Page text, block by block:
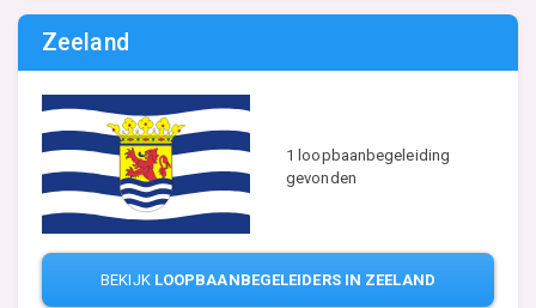
Zeeland
1 loopbaanbegeleiding
gevonden
BEKIJK LOOPBAANBEGELEIDERS IN ZEELAND